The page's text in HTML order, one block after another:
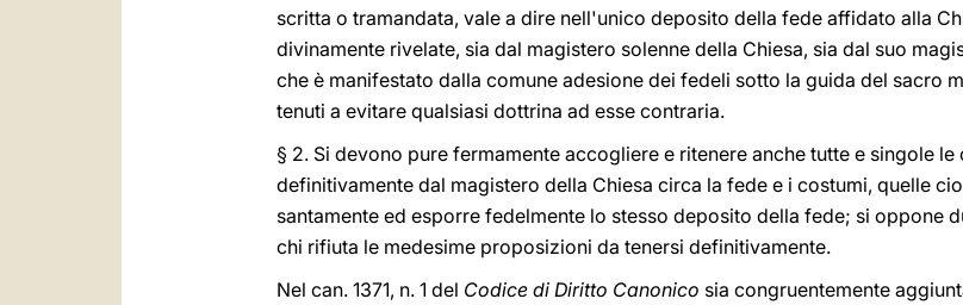
scritta o tramandata, vale a dire nell'unico deposito della fede affidato alla
divinamente rivelate, sia dal magistero solenne della Chiesa, sia dal suo
che è manifestato dalla comune adesione dei fedeli sotto la guida del sacro
tenuti a evitare qualsiasi dottrina ad esse contraria.
§ 2. Si devono pure fermamente accogliere e ritenere anche tutte e singole
definitivamente dal magistero della Chiesa circa la fede e i costumi, quelle
santamente ed esporre fedelmente lo stesso deposito della fede; si oppone
chi rifiuta le medesime proposizioni da tenersi definitivamente.
Nel can. 1371, n. 1 del Codice di Diritto Canonico sia congruentemente